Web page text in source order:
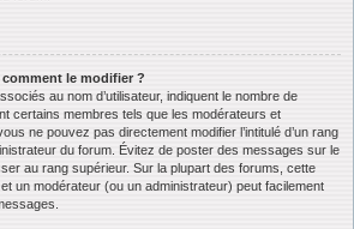
comment le modifier ?
au nom d’utilisateur, indiquent le nombre de
certains membres tels que les modérateurs et
ne pouvez pas directement modifier l’intitulé d’un rang
du forum. Évitez de poster des messages sur le
au rang supérieur. Sur la plupart des forums, cette
un modérateur (ou un administrateur) peut facilement